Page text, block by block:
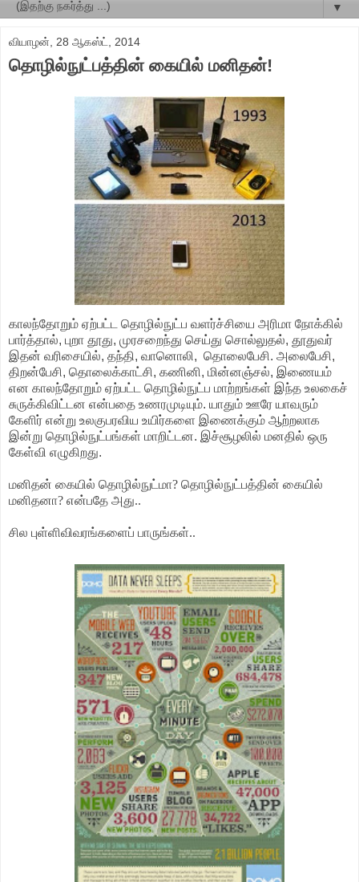
▼
வியாழன், 28 ஆகஸ்ட், 2014
தொழில்நுட்பத்தின் கையில் மனிதன்!
காலந்தோறும் ஏற்பட்ட தொழில்நுட்ப வளர்ச்சியை அரிமா நோக்கில்
பார்த்தால், புறா தூது, முரசறைந்து செய்து சொல்லுதல், தூதுவர்
இதன் வரிசையில், தந்தி, வானொலி, தொலைபேசி. அலைபேசி,
திறன்பேசி, தொலைக்காட்சி, கணினி, மின்னஞ்சல், இணையம்
என காலந்தோறும் ஏற்பட்ட தொழில்நுட்ப மாற்றங்கள் இந்த உலகைச்
சுருக்கிவிட்டன என்பதை உணரமுடியும். யாதும் ஊரே யாவரும்
கேளிர் என்று உலகுபரவிய உயிர்களை இணைக்கும் ஆற்றலாக
இன்று தொழில்நுட்பங்கள் மாறிட்டன. இச்சூழலில் மனதில் ஒரு
கேள்வி எழுகிறது.
மனிதன் கையில் தொழில்நுட்மா? தொழில்நுட்பத்தின் கையில்
மனிதனா? என்பதே அது..
சில புள்ளிவிவரங்களைப் பாருங்கள்..